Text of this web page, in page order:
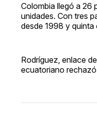
Colombia llegó a 26
unidades. Con tres
desde 1998 y quinta
Rodríguez, enlace
ecuatoriano